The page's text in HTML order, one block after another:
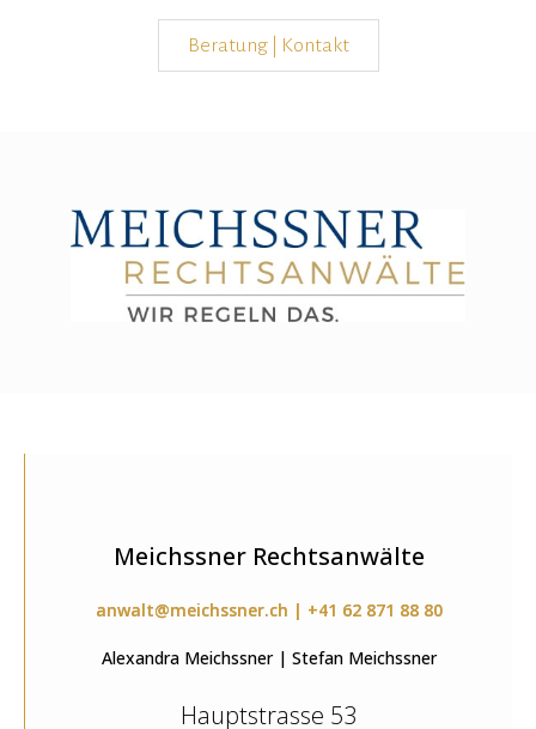
Beratung | Kontakt
Meichssner Rechtsanwälte
anwalt@meichssner.ch | +41 62 871 88 80
Alexandra Meichssner | Stefan Meichssner
Hauptstrasse 53